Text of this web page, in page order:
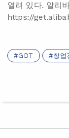
열려 있다. 알리
https://
GDT 창업